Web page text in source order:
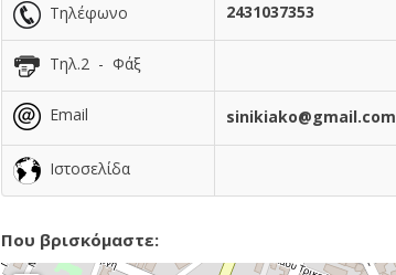
Τηλέφωνο 2431037353
Τηλ.2 - Φάξ
Email sinikiako@gmail.com
Ιστοσελίδα
Που βρισκόμαστε: